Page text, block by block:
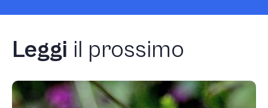
Leggi il prossimo